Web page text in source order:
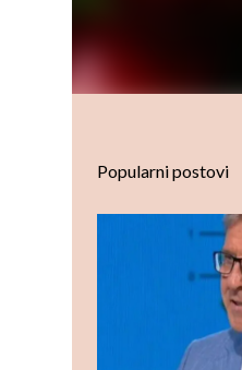
Popularni postovi